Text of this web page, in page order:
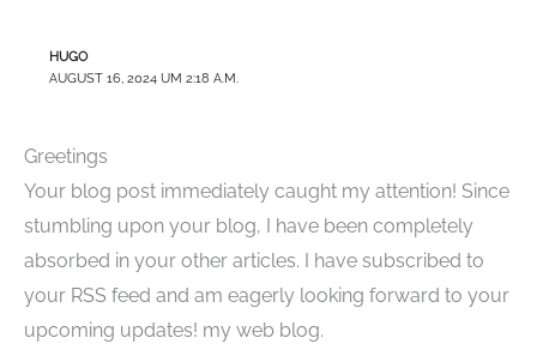
HUGO
AUGUST 16, 2024 UM 2:18 A.M.
Greetings
Your blog post immediately caught my attention! Since
stumbling upon your blog, I have been completely
absorbed in your other articles. I have subscribed to
your RSS feed and am eagerly looking forward to your
upcoming updates! my web blog.